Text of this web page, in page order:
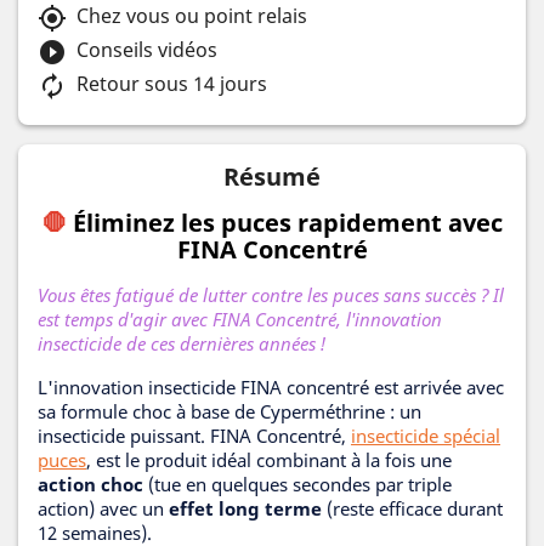
my_location Chez vous ou point relais
play_circle_filled Conseils vidéos
autorenew Retour sous 14 jours
Résumé
🛑 Éliminez les puces rapidement avec
FINA Concentré
Vous êtes fatigué de lutter contre les puces sans succès ? Il
est temps d'agir avec FINA Concentré, l'innovation
insecticide de ces dernières années !
L'innovation insecticide FINA concentré est arrivée avec
sa formule choc à base de Cyperméthrine : un
insecticide puissant. FINA Concentré, insecticide spécial
puces, est le produit idéal combinant à la fois une
action choc (tue en quelques secondes par triple
action) avec un effet long terme (reste efficace durant
12 semaines).